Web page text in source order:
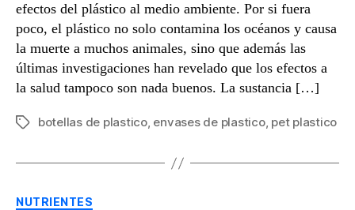
efectos del plástico al medio ambiente. Por si fuera
poco, el plástico no solo contamina los océanos y causa
la muerte a muchos animales, sino que además las
últimas investigaciones han revelado que los efectos a
la salud tampoco son nada buenos. La sustancia […]
Etiquetas
botellas de plastico, envases de plastico, pet plastico
NUTRIENTES